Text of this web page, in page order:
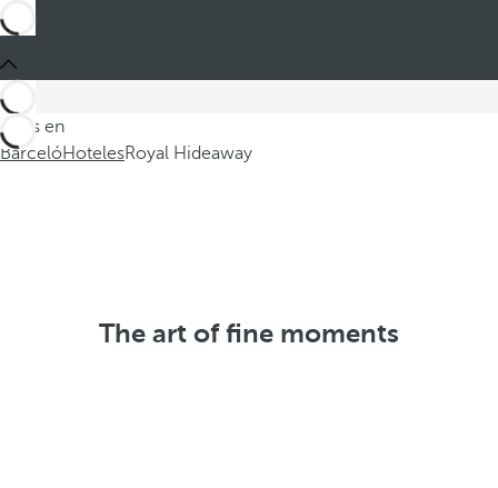
Estás en
BarcelóHotelesRoyal Hideaway
The art of fine moments